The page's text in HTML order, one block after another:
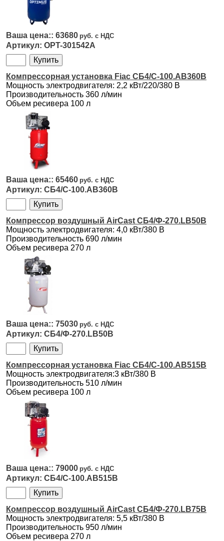
63680
OPT-301542A
Компрессорная установка Fiac СБ4/С-100.AB360B
Мощность электродвигателя: 2,2 кВт/220/380 В
Производительность 360 л/мин
Объем ресивера 100 л
65460
СБ4/С-100.AB360B
Компрессор воздушный AirCast СБ4/Ф-270.LB50В
Мощность электродвигателя: 4,0 кВт/380 В
Производительность 690 л/мин
Объем ресивера 270 л
75030
СБ4/Ф-270.LB50В
Компрессорная установка Fiac СБ4/С-100.AB515B
Мощность электродвигателя:3 кВт/380 В
Производительность 510 л/мин
Объем ресивера 100 л
79000
СБ4/С-100.AB515B
Компрессор воздушный AirCast СБ4/Ф-270.LB75В
Мощность электродвигателя: 5,5 кВт/380 В
Производительность 950 л/мин
Объем ресивера 270 л